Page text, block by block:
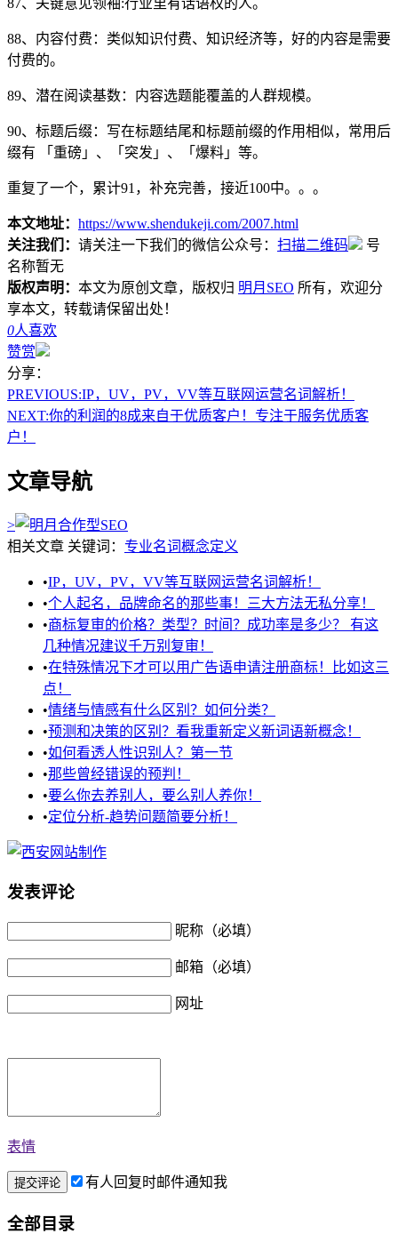
87、关键意见领袖:行业里有话语权的人。
88、内容付费：类似知识付费、知识经济等，好的内容是需要
付费的。
89、潜在阅读基数：内容选题能覆盖的人群规模。
90、标题后缀：写在标题结尾和标题前缀的作用相似，常用后
缀有 「重磅」、「突发」、「爆料」等。
重复了一个，累计91，补充完善，接近100中。。。
本文地址： https://www.shendukeji.com/2007.html
关注我们： 请关注一下我们的微信公众号： 扫描二维码
号
名称暂无
版权声明： 本文为原创文章，版权归 明月SEO 所有，欢迎分
享本文，转载请保留出处！
0人喜欢
赞赏
分享：
PREVIOUS:IP，UV，PV，VV等互联网运营名词解析！
NEXT:你的利润的8成来自于优质客户！专注于服务优质客
户！
文章导航
>
相关文章 关键词： 专业名词概念定义
•IP，UV，PV，VV等互联网运营名词解析！
•个人起名，品牌命名的那些事！三大方法无私分享！
•商标复审的价格？类型？时间？成功率是多少？ 有这
几种情况建议千万别复审！
•在特殊情况下才可以用广告语申请注册商标！比如这三
点！
•情绪与情感有什么区别？如何分类？
•预测和决策的区别？看我重新定义新词语新概念！
•如何看透人性识别人？第一节
•那些曾经错误的预判！
•要么你去养别人，要么别人养你！
•定位分析-趋势问题简要分析！
发表评论
昵称（必填）
邮箱（必填）
网址
表情
有人回复时邮件通知我
全部目录